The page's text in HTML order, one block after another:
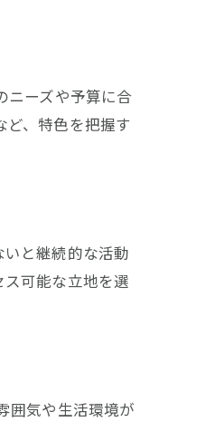
ニーズや予算に合
ど、特色を把握す
と継続的な活動
可能な立地を選
囲気や生活環境が